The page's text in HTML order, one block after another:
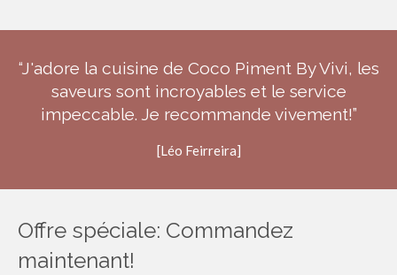
“J'adore la cuisine de Coco Piment By Vivi, les
saveurs sont incroyables et le service
impeccable. Je recommande vivement!”
[Léo Feirreira]
Offre spéciale: Commandez
maintenant!